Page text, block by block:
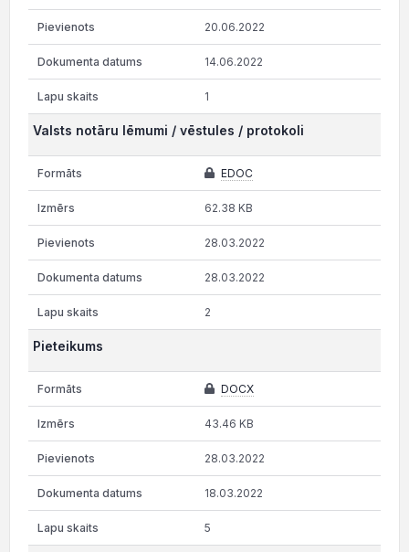
20.06.2022
14.06.2022
1
Valsts notāru lēmumi / vēstules / protokoli
EDOC
62.38 KB
28.03.2022
28.03.2022
2
Pieteikums
DOCX
43.46 KB
28.03.2022
18.03.2022
5